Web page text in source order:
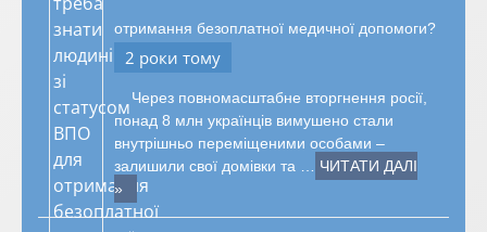
отримання безоплатної медичної допомоги?
2 роки тому
Через повномасштабне вторгнення росії,
понад 8 млн українців вимушено стали
внутрішньо переміщеними особами –
залишили свої домівки та … ЧИТАТИ ДАЛІ
»